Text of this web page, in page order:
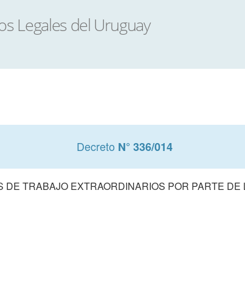
Decreto N° 336/014
DE TRABAJO EXTRAORDINARIOS POR PARTE